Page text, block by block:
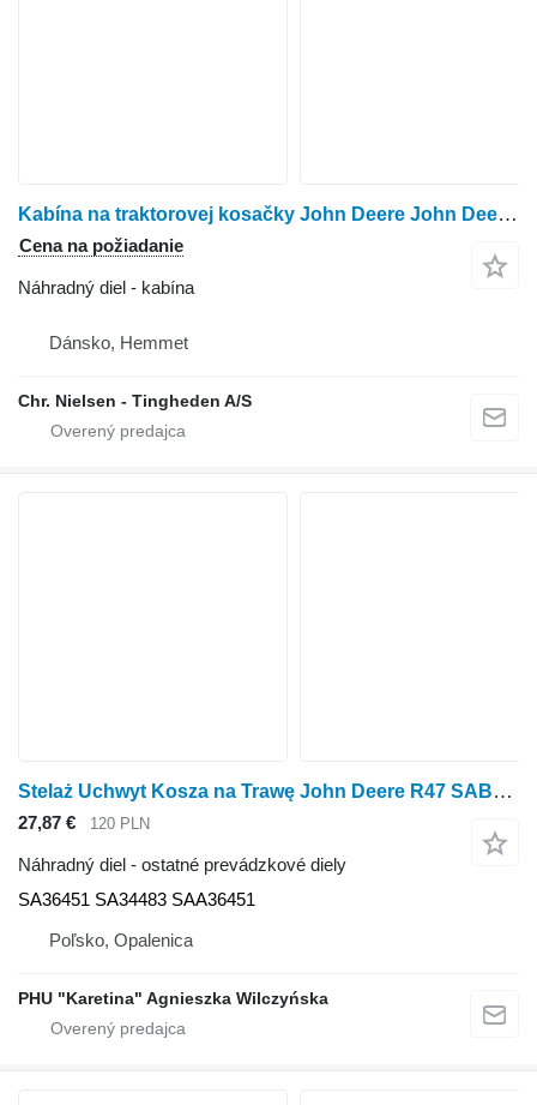
Kabína na traktorovej kosačky John Deere John Deere 1565
Cena na požiadanie
Náhradný diel - kabína
Dánsko, Hemmet
Chr. Nielsen - Tingheden A/S
Stelaż Uchwyt Kosza na Trawę John Deere R47 SABO 47 Rám držiaka zberného koša na trávu SA36451 SA34483 SAA3645 na kosáčky na trávu John Deere R47
27,87 € 120 PLN
Náhradný diel - ostatné prevádzkové diely
SA36451 SA34483 SAA36451
Poľsko, Opalenica
PHU "Karetina" Agnieszka Wilczyńska